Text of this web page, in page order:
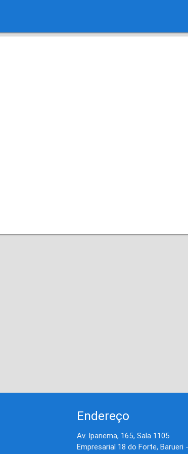
Endereço
Av. Ipanema, 165, Sala 1105
Empresarial 18 do Forte, Barueri